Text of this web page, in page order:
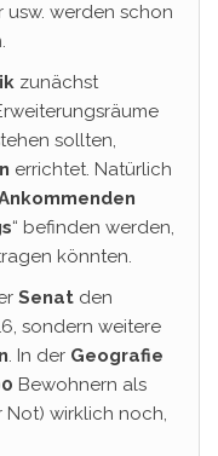
usw. werden schon
zunächst
sollten,
errichtet. Natürlich
“ befinden werden,
könnten.
Senat den
sondern weitere
. In der Geografie
Bewohnern als
Not) wirklich noch,